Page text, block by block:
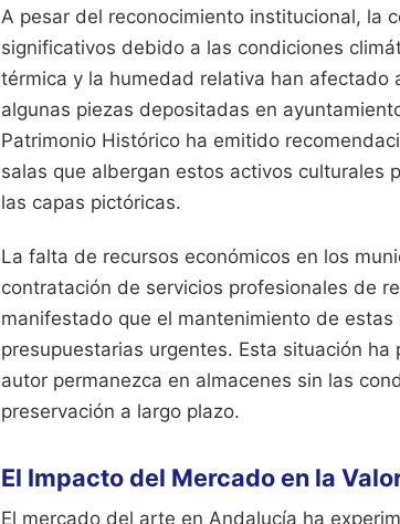
A pesar del reconocimiento institucional, la
significativos debido a las condiciones
térmica y la humedad relativa han
algunas piezas depositadas en
Patrimonio Histórico ha emitido
salas que albergan estos activos culturales
las capas pictóricas.
La falta de recursos económicos en los
contratación de servicios profesionales de
manifestado que el mantenimiento de
presupuestarias urgentes. Esta situación
autor permanezca en almacenes sin las
preservación a largo plazo.
El Impacto del Mercado en la
El mercado del arte en Andalucía ha